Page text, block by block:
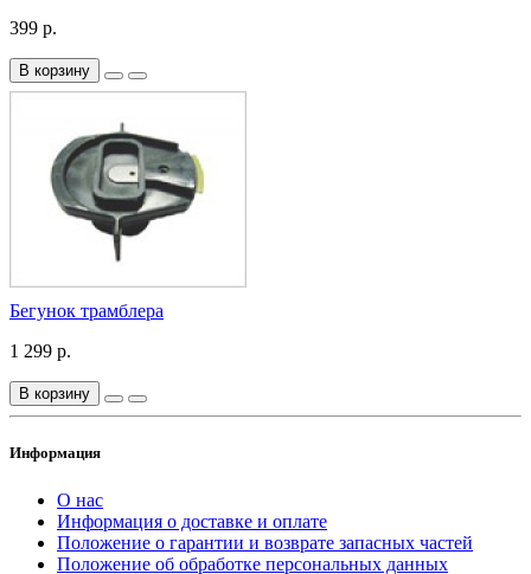
399 р.
В корзину
Бегунок трамблера
1 299 р.
В корзину
Информация
О нас
Информация о доставке и оплате
Положение о гарантии и возврате запасных частей
Положение об обработке персональных данных